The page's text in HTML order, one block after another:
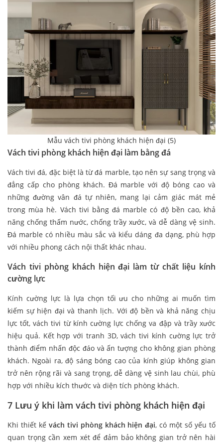
Mẫu vách tivi phòng khách hiện đại (5)
Vách tivi phòng khách hiện đại làm bằng đá
Vách tivi đá, đặc biệt là từ đá marble, tạo nên sự sang trọng và
đẳng cấp cho phòng khách. Đá marble với độ bóng cao và
những đường vân đá tự nhiên, mang lại cảm giác mát mẻ
trong mùa hè. Vách tivi bằng đá marble có độ bền cao, khả
năng chống thấm nước, chống trầy xước, và dễ dàng vệ sinh.
Đá marble có nhiều màu sắc và kiểu dáng đa dạng, phù hợp
với nhiều phong cách nội thất khác nhau.
Vách tivi phòng khách hiện đại làm từ chất liệu kính
cường lực
Kính cường lực là lựa chọn tối ưu cho những ai muốn tìm
kiếm sự hiện đại và thanh lịch. Với độ bền và khả năng chịu
lực tốt, vách tivi từ kính cường lực chống va đập và trầy xước
hiệu quả. Kết hợp với tranh 3D, vách tivi kính cường lực trở
thành điểm nhấn độc đáo và ấn tượng cho không gian phòng
khách. Ngoài ra, độ sáng bóng cao của kính giúp không gian
trở nên rộng rãi và sang trọng, dễ dàng vệ sinh lau chùi, phù
hợp với nhiều kích thước và diện tích phòng khách.
7 Lưu ý khi làm vách tivi phòng khách hiện đại
Khi thiết kế vách tivi phòng khách hiện đại, có một số yếu tố
quan trọng cần xem xét để đảm bảo không gian trở nên hài